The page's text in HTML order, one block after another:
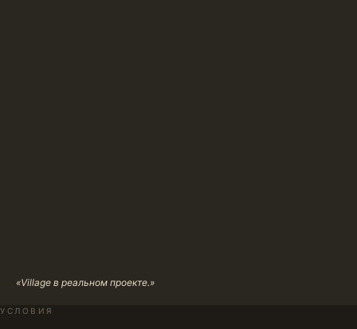
«Village в реальном проекте.»
УСЛОВИЯ